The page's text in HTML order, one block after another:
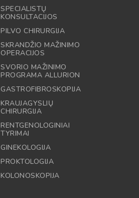
SPECIALISTŲ
KONSULTACIJOS
PILVO CHIRURGIJA
SKRANDŽIO MAŽINIMO
OPERACIJOS
SVORIO MAŽINIMO
PROGRAMA ALLURION
GASTROFIBROSKOPIJA
KRAUJAGYSLIŲ
CHIRURGIJA
RENTGENOLOGINIAI
TYRIMAI
GINEKOLOGIJA
PROKTOLOGIJA
KOLONOSKOPIJA